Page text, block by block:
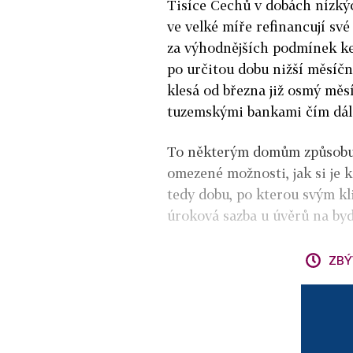
Tisíce Čechů v dobách
ve velké míře refinancují
za výhodnějších podmínek
po určitou dobu nižší
klesá od března již osmý
tuzemskými bankami čím
To některým domům
omezené možnosti, jak si je
tedy dobu, po kterou svým
úroková sazba u úvěrů na